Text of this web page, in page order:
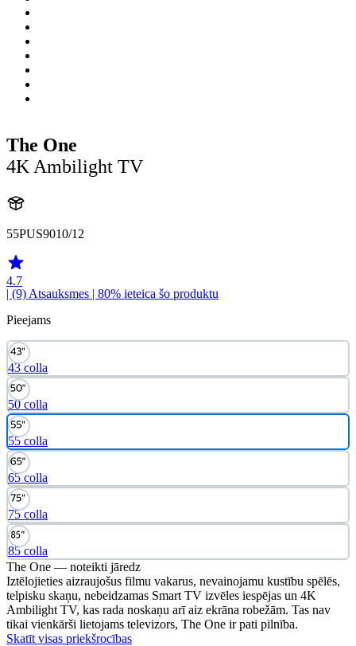
The One
4K Ambilight TV
55PUS9010/12
4.7
| (9) Atsauksmes | 80% ieteica šo produktu
Pieejams
43 colla
50 colla
55 colla
65 colla
75 colla
85 colla
The One — noteikti jāredz
Iztēlojieties aizraujošus filmu vakarus, nevainojamu kustību spēlēs,
telpisku skaņu, nebeidzamas Smart TV izvēles iespējas un 4K
Ambilight TV, kas rada noskaņu arī aiz ekrāna robežām. Tas nav
tikai vienkārši lietojams televizors, The One ir pati pilnība.
Skatīt visas priekšrocības